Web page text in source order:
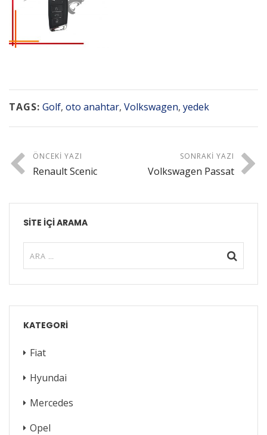
TAGS: Golf, oto anahtar, Volkswagen, yedek
ÖNCEKI YAZI
Renault Scenic
SONRAKI YAZI
Volkswagen Passat
SITE IÇI ARAMA
KATEGORI
Fiat
Hyundai
Mercedes
Opel